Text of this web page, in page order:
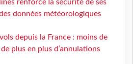
renforce la sécurité de ses
données météorologiques
depuis la France : moins de
plus en plus d’annulations